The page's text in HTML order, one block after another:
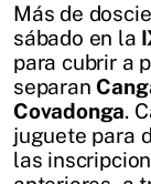
Más de
sábado en la
para cubrir a
separan
Covadonga.
juguete para
las